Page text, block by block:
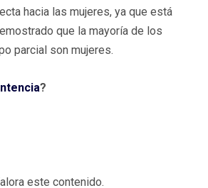
hacia las mujeres, ya que está
que la mayoría de los
parcial son mujeres.
?
este contenido.